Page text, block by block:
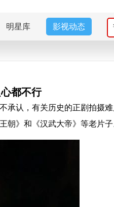
明星库 影视动态
都不行
承认，有关历史的正剧拍摄
朝》和《汉武大帝》等老片